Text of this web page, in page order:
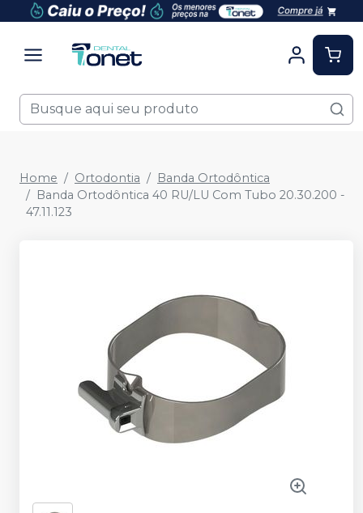
Home Ortodontia
Banda Ortodôntica
Banda Ortodôntica 40 RU/LU Com Tubo 20.30.200 -
47.11.123